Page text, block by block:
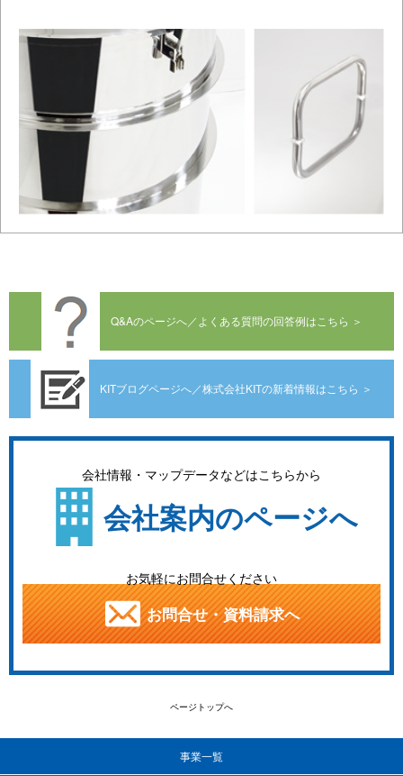
Q&Aのページへ／よくある質問の回答例はこちら ＞
KITブログページへ／株式会社KITの新着情報はこちら ＞
会社情報・マップデータなどはこちらから
会社案内のページへ
お気軽にお問合せください
お問合せ・資料請求へ
ページトップへ
事業一覧